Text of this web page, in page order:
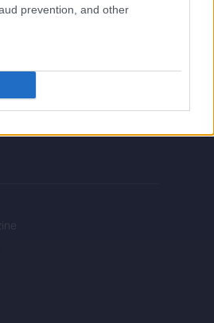
prevention, and other
di AdHub Media S.r.l. — REA 2729933
Media — Italia
autori indipendenti.